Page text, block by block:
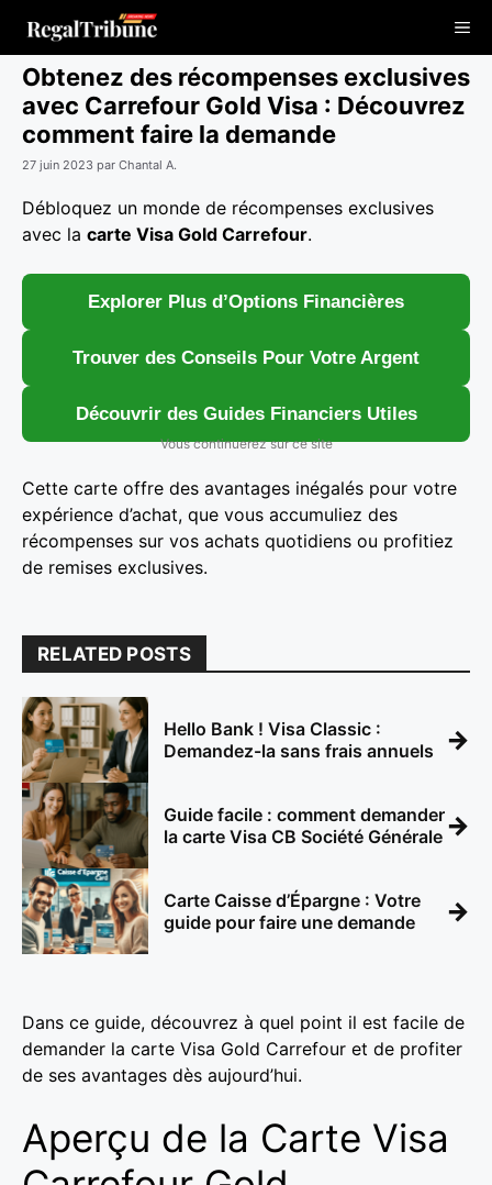
contenu
Obtenez des récompenses exclusives
avec Carrefour Gold Visa : Découvrez
comment faire la demande
27 juin 2023 par Chantal A.
Débloquez un monde de récompenses exclusives
avec la carte Visa Gold Carrefour.
Explorer Plus d’Options Financières
Trouver des Conseils Pour Votre Argent
Découvrir des Guides Financiers Utiles
Vous continuerez sur ce site
Cette carte offre des avantages inégalés pour votre
expérience d’achat, que vous accumuliez des
récompenses sur vos achats quotidiens ou profitiez
de remises exclusives.
RELATED POSTS
Hello Bank ! Visa Classic :
Demandez-la sans frais annuels
→
Guide facile : comment demander
la carte Visa CB Société Générale →
Carte Caisse d’Épargne : Votre
guide pour faire une demande
→
Dans ce guide, découvrez à quel point il est facile de
demander la carte Visa Gold Carrefour et de profiter
de ses avantages dès aujourd’hui.
Aperçu de la Carte Visa